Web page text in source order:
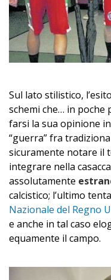
Sul lato stilistico,
schemi che… in
farsi la sua opinione
“guerra” fra
sicuramente notare
integrare nella
assolutamente
calcistico; l’ultimo
Nazionale del Regno
e anche in tal caso
equamente il campo.